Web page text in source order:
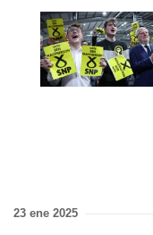
23 ene 2025